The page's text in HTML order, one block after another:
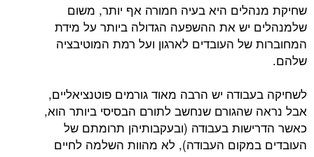
שחיקת מנהלים היא בעיה חמורה אף יותר, משום
שלמנהלים יש את ההשפעה הגדולה ביותר על מידת
המחוברות של העובדים לארגון ועל רמת המוטיבציה
שלהם.
לשחיקה בעבודה יש הרבה מאוד גורמים פוטנציאליים,
אבל נראה שהגורם שנחשב לתורם הבסיסי ביותר הוא,
כאשר הדרישות בעבודה (ובעקבותיהן תרומתם של
העובדים במקום העבודה), לא מהוות השלמה לחיים